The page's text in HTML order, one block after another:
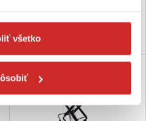
všetko